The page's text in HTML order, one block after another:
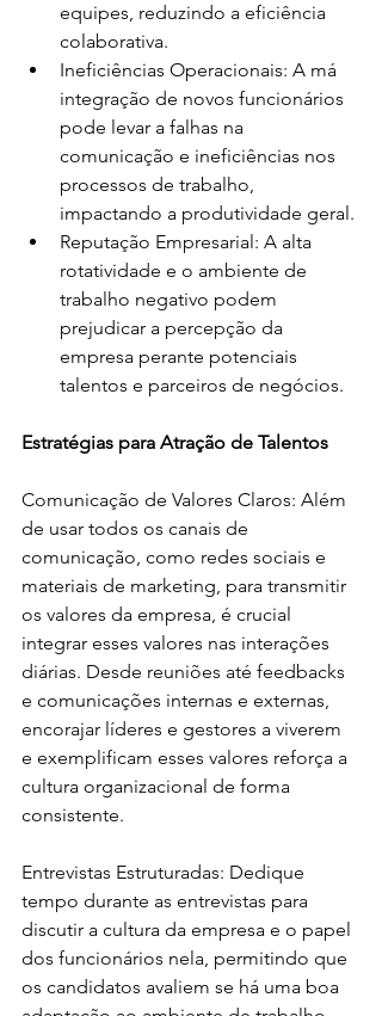
equipes, reduzindo a eficiência
colaborativa.
Ineficiências Operacionais: A má
integração de novos funcionários
pode levar a falhas na
comunicação e ineficiências nos
processos de trabalho,
impactando a produtividade geral.
Reputação Empresarial: A alta
rotatividade e o ambiente de
trabalho negativo podem
prejudicar a percepção da
empresa perante potenciais
talentos e parceiros de negócios.
Estratégias para Atração de Talentos
Comunicação de Valores Claros: Além
de usar todos os canais de
comunicação, como redes sociais e
materiais de marketing, para transmitir
os valores da empresa, é crucial
integrar esses valores nas interações
diárias. Desde reuniões até feedbacks
e comunicações internas e externas,
encorajar líderes e gestores a viverem
e exemplificam esses valores reforça a
cultura organizacional de forma
consistente.
Entrevistas Estruturadas: Dedique
tempo durante as entrevistas para
discutir a cultura da empresa e o papel
dos funcionários nela, permitindo que
os candidatos avaliem se há uma boa